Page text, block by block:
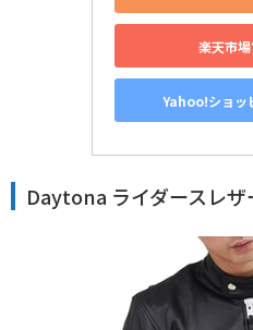
楽天市
Yahoo!ショッ
Daytona ライダースレザ